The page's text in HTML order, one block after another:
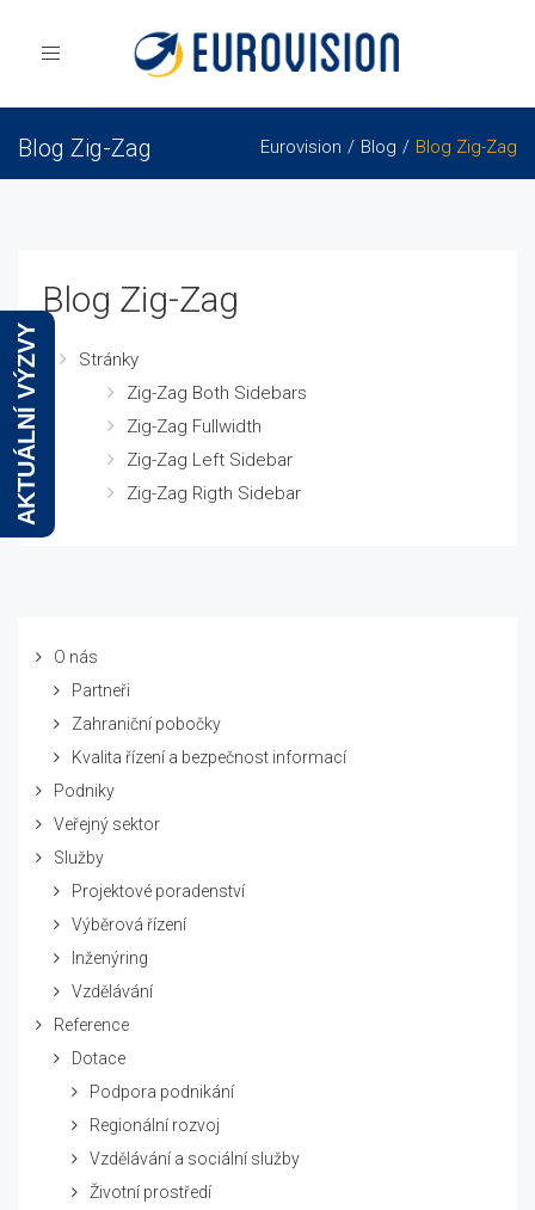
Toggle
Blog Zig-Zag Eurovision Blog Blog Zig-Zag
Blog Zig-Zag
Stránky
Zig-Zag Both Sidebars
Zig-Zag Fullwidth
Zig-Zag Left Sidebar
Zig-Zag Rigth Sidebar
O nás
Partneři
Zahraniční pobočky
Kvalita řízení a bezpečnost informací
Podniky
Veřejný sektor
Služby
Projektové poradenství
Výběrová řízení
Inženýring
Vzdělávání
Reference
Dotace
Podpora podnikání
Regionální rozvoj
Vzdělávání a sociální služby
Životní prostředí
AKTUÁLNÍ VÝZVY